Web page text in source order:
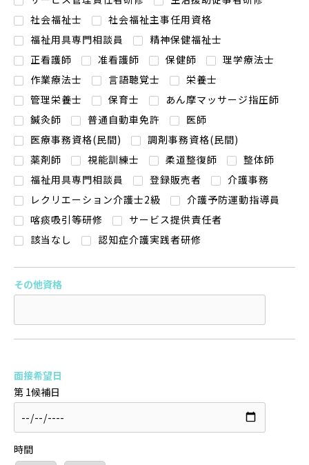
社会福祉士
社会福祉主事任用資格
福祉用具専門相談員
精神保健福祉士
正看護師
准看護師 保健師
理学療法士
作業療法士
言語聴覚士
栄養士
管理栄養士
保育士
あん摩マッサージ指圧師
鍼灸師
普通自動車免許
医師
医療事務資格(民間)
調剤事務資格(民間)
薬剤師
視能訓練士 柔道整復師
整体師
福祉用具専門相談員
登録販売者
介護事務
レクリエーション介護士2級
介護予防運動指導員
喀痰吸引等研修
サービス提供責任者
該当なし
認知症介護実践者研修
その他資格
面接希望日
第 1候補日
時間